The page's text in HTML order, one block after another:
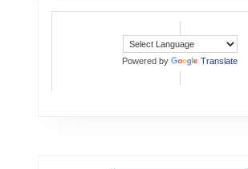
Powered by Translate